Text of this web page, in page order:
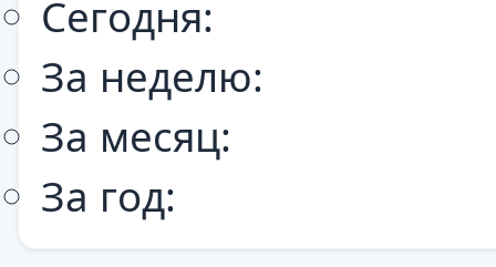
Сегодня:
За неделю:
За месяц:
За год: